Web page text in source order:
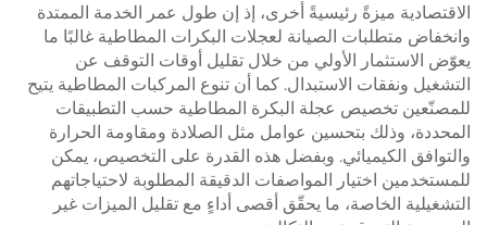
الاقتصادية ميزةً رئيسيةً أخرى، إذ إن طول عمر الخدمة الممتدة
وانخفاض متطلبات الصيانة لعجلات البكرات المطاطية غالبًا ما
يعوّض الاستثمار الأولي من خلال تقليل أوقات التوقف عن
التشغيل ونفقات الاستبدال. كما أن تنوع المركبات المطاطية يتيح
للمصنّعين تخصيص عجلة البكرة المطاطية حسب التطبيقات
المحددة، وذلك بتحسين عوامل مثل الصلادة ومقاومة الحرارة
والتوافق الكيميائي. وبفضل هذه القدرة على التخصيص، يمكن
للمستخدمين اختيار المواصفات الدقيقة المطلوبة لاحتياجاتهم
التشغيلية الخاصة، ما يحقّق أقصى أداءٍ مع تقليل الميزات غير